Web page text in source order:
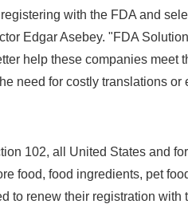
with the FDA and
Edgar Asebey. "FDA
help these companies meet
need for costly translations or
102, all United States and
food, food ingredients, pet
to renew their registration with